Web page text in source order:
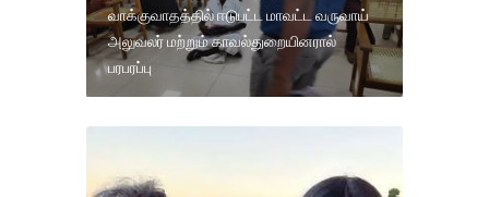
வாக்குவாதத்தில் ஈடுபட்ட மாவட்ட வருவாய்
அலுவலர் மற்றும் காவல்துறையினரால்
பரபரப்பு